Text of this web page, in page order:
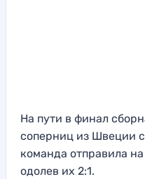
На пути в финал
соперниц из Швеции
команда отправила
одолев их 2:1.